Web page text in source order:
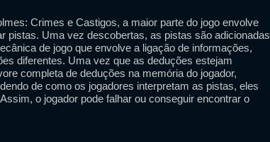
Crimes e Castigos, a maior parte do jogo envolve
pistas. Uma vez descobertas, as pistas são adicionadas
de jogo que envolve a ligação de informações,
diferentes. Uma vez que as deduções estejam
completa de deduções na memória do jogador,
de como os jogadores interpretam as pistas, eles
o jogador pode falhar ou conseguir encontrar o